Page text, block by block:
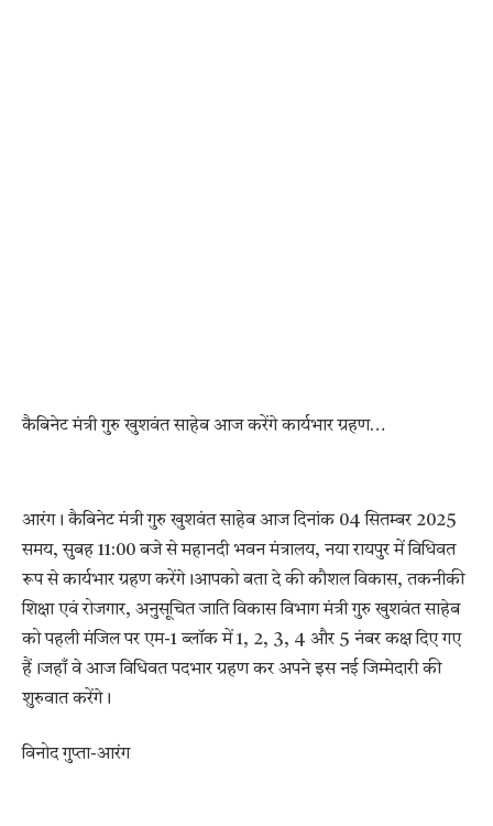
कैबिनेट मंत्री गुरु खुशवंत साहेब आज करेंगे कार्यभार ग्रहण…
आरंग। कैबिनेट मंत्री गुरु खुशवंत साहेब आज दिनांक 04 सितम्बर 2025
समय, सुबह 11:00 बजे से महानदी भवन मंत्रालय, नया रायपुर में विधिवत
रूप से कार्यभार ग्रहण करेंगे।आपको बता दे की कौशल विकास, तकनीकी
शिक्षा एवं रोजगार, अनुसूचित जाति विकास विभाग मंत्री गुरु खुशवंत साहेब
को पहली मंजिल पर एम-1 ब्लॉक में 1, 2, 3, 4 और 5 नंबर कक्ष दिए गए
हैं।जहाँ वे आज विधिवत पदभार ग्रहण कर अपने इस नई जिम्मेदारी की
शुरुवात करेंगे।
विनोद गुप्ता-आरंग